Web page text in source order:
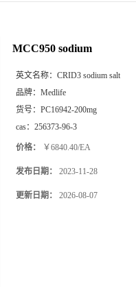
MCC950 sodium
英文名称： CRID3 sodium salt
品牌： Medlife
货号： PC16942-200mg
cas： 256373-96-3
价格： ￥6840.40/EA
发布日期： 2023-11-28
更新日期： 2026-08-07